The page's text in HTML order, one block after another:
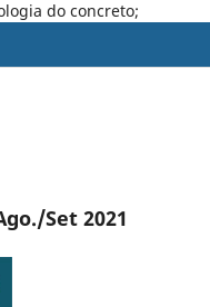
do concreto;
Set 2021